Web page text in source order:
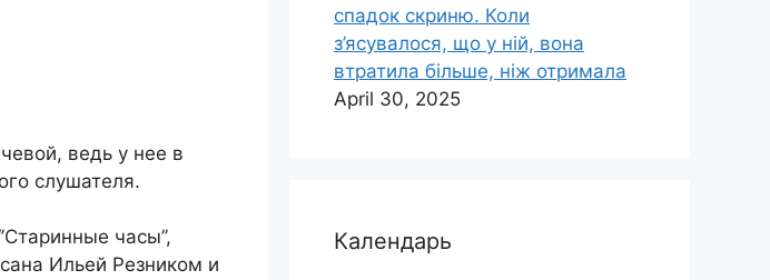
ведь у нее в
слушателя.
часы’’,
Ильей Резником и
спадок скриню. Коли
з’ясувалося, що у ній, вона
втратила більше, ніж отримала
April 30, 2025
Календарь